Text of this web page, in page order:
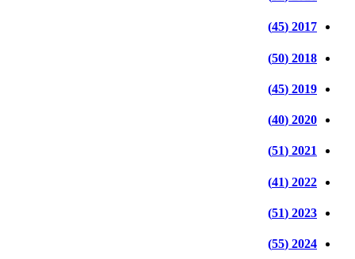
2017 (45)
2018 (50)
2019 (45)
2020 (40)
2021 (51)
2022 (41)
2023 (51)
2024 (55)